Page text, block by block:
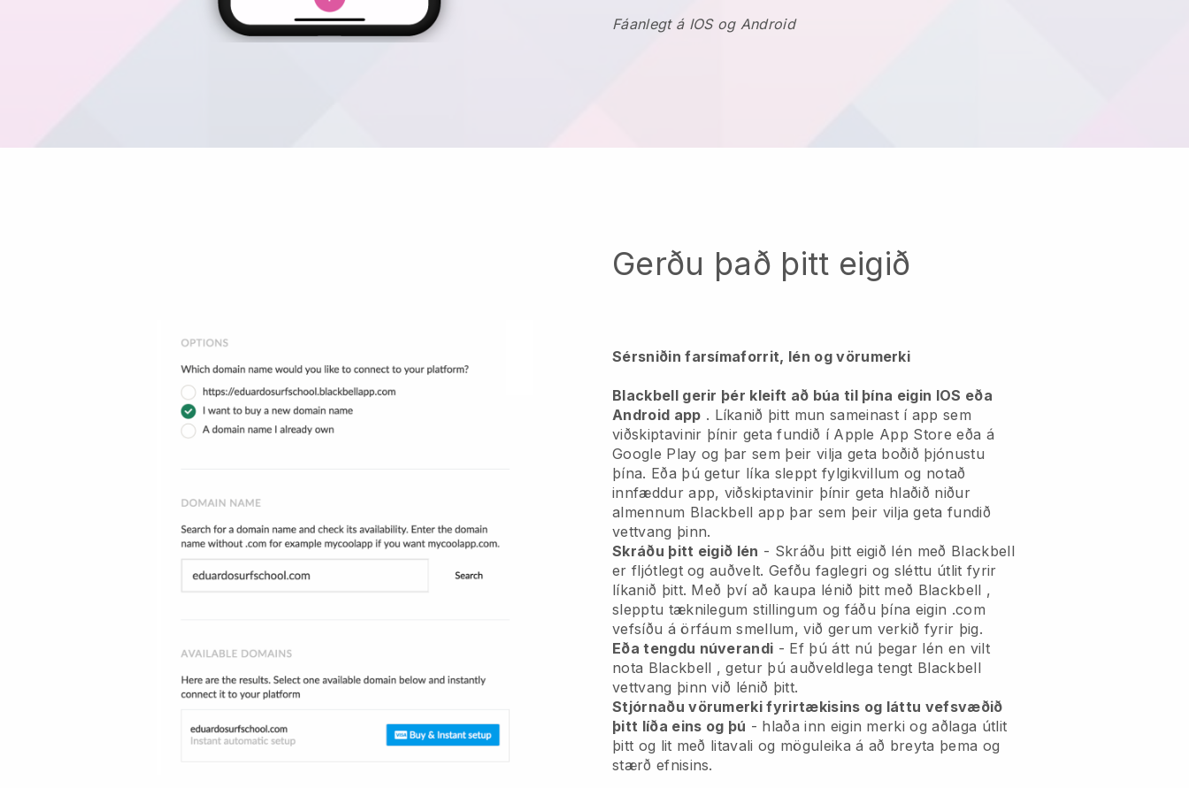
Fáanlegt á IOS og Android
Gerðu það þitt eigið
Sérsniðin farsímaforrit, lén og vörumerki
Blackbell gerir þér kleift að búa til þína eigin IOS eða
Android app . Líkanið þitt mun sameinast í app sem
viðskiptavinir þínir geta fundið í Apple App Store eða á
Google Play og þar sem þeir vilja geta boðið þjónustu
þína. Eða þú getur líka sleppt fylgikvillum og notað
innfæddur app, viðskiptavinir þínir geta hlaðið niður
almennum Blackbell app þar sem þeir vilja geta fundið
vettvang þinn.
Skráðu þitt eigið lén - Skráðu þitt eigið lén með Blackbell
er fljótlegt og auðvelt.Gefðu faglegri og sléttu útlit fyrir
líkanið þitt. Með því að kaupa lénið þitt með Blackbell ,
slepptu tæknilegum stillingum og fáðu þína eigin .com
vefsíðu á örfáum smellum, við gerum verkið fyrir þig.
Eða tengdu núverandi - Ef þú átt nú þegar lén en vilt
nota Blackbell , getur þú auðveldlega tengt Blackbell
vettvang þinn við lénið þitt.
Stjórnaðu vörumerki fyrirtækisins og láttu vefsvæðið
þitt líða eins og þú - hlaða inn eigin merki og aðlaga útlit
þitt og lit með litavali og möguleika á að breyta þema og
stærð efnisins.